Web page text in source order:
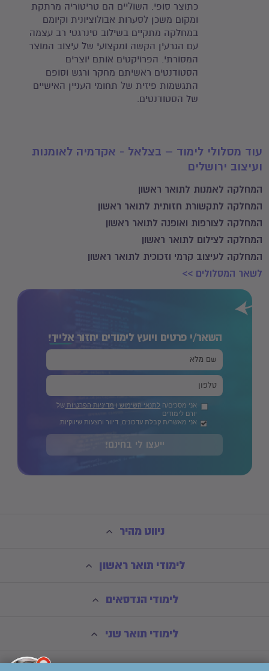
כתוצר סופי. השוליים הם טריטוריה מרתקת
ומקום משכן לסערות אבולוציונית וקיומם
במחלקה מתקיים בשילוב סינרגטי רב עצמה
עם הגרעין הקשה ומקצועי של עיצוב המוצר
המסורתי. הפרויקטים אותם יוצרים
הסטודנטים ראשיתם מחקר ורגש וסופם
התגשמות פיזית של תחומי העניין האישיים
של הסטודנטים.
עוד מסלולי לימוד – בצלאל - אקדמיה לאומנות
ועיצוב ירושלים
המחלקה לאמנות לתואר ראשון
המחלקה לתקשורת חזותית לתואר ראשון
המחלקה לצורפות ואופנה לתואר ראשון
המחלקה לצילום לתואר ראשון
המחלקה לעיצוב קרמי וזכוכית לתואר ראשון
לשאר המסלולים >>
השאר/י פרטים ויועץ לימודים יחזוראלייך!
אני מסכים/ה לתנאי השימוש ו מדיניות הפרטיות של
יורם לימודים
אני מאשר/ת קבלת עדכונים, דיוור והצעות שיווקיות.
ייעצו לי בחינם!
ניווט מהיר
לימודי תואר ראשון
לימודי הנדסאים
לימודי תואר שני